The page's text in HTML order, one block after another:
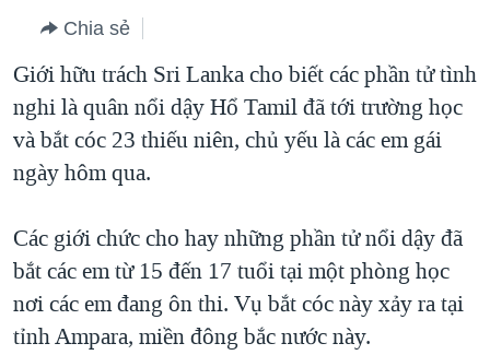
chính
điều
hướng
chính
Đi
"Tìm"
BLOG
DIỄN ĐÀN
MỤC
TỰ DO BÁO CHÍ
NGƯỜI VIỆT HẢI NGOẠI
ĐỜI SỐNG
CHUYÊN ĐỀ
HÀNH TRÌNH BẦU CỬ 2024
MỘT NĂM CHIẾN TRANH TẠI DẢI GAZA
GIẢI MÃ VÀNH ĐAI & CON ĐƯỜNG
VIDEO
NGHE
MẠNG XÃ HỘI
Chia sẻ
Giới hữu trách Sri Lanka cho biết các phần tử tình
nghi là quân nổi dậy Hổ Tamil đã tới trường học
và bắt cóc 23 thiếu niên, chủ yếu là các em gái
ngày hôm qua.
Các giới chức cho hay những phần tử nổi dậy đã
bắt các em từ 15 đến 17 tuổi tại một phòng học
nơi các em đang ôn thi. Vụ bắt cóc này xảy ra tại
tỉnh Ampara, miền đông bắc nước này.